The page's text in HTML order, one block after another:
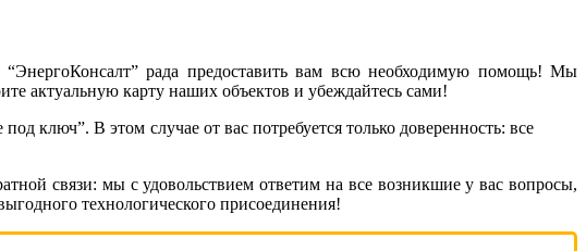
рада предоставить вам всю необходимую помощь! Мы
актуальную карту наших объектов и убеждайтесь сами!
ключ”. В этом случае от вас потребуется только доверенность: все
связи: мы с удовольствием ответим на все возникшие у вас вопросы,
технологического присоединения!